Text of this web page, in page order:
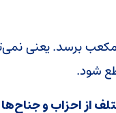
به ۷۰۰ میلیون متر مکعب
شود.
از احزاب و